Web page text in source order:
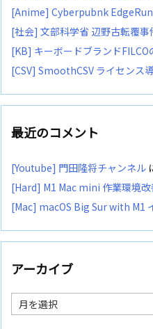
[Anime] Cyberpubnk
[社会] 文部科学省 辺野古転覆事
[KB] キーボードブランド
[CSV] SmoothCSV ライセンス
最近のコメント
[Youtube] 門田隆将チャンネル
[Hard] M1 Mac mini 作業環境
[Mac] macOS Big Sur with M1
アーカイブ
ア
ー